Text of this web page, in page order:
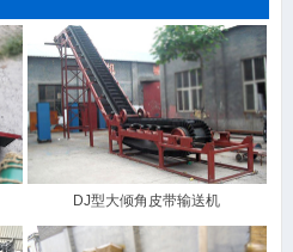
DJ型大倾角皮带输送机